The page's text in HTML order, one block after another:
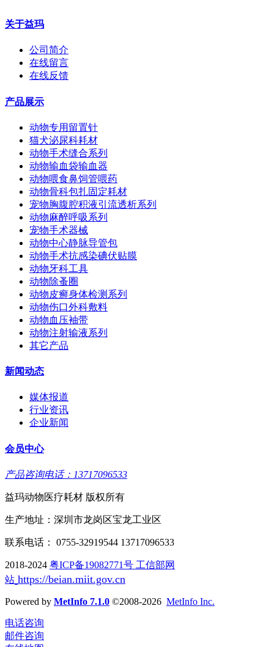
关于益玛
公司简介
在线留言
在线反馈
产品展示
动物专用留置针
猫犬泌尿科耗材
动物手术缝合系列
动物输血袋输血器
动物喂食鼻饲管喂药
动物骨科包扎固定耗材
宠物胸腹腔积液引流透析系列
动物麻醉呼吸系列
宠物手术器械
动物中心静脉导管包
动物手术抗感染碘伏贴膜
动物牙科工具
动物除蚤圈
动物皮癣身体检测系列
动物伤口外科敷料
动物血压袖带
动物注射输液系列
其它产品
新闻动态
媒体报道
行业资讯
企业新闻
会员中心
产品咨询电话：13717096533
益玛动物医疗耗材 版权所有
生产地址：深圳市龙岗区宝龙工业区
联系电话： 0755-32919544 13717096533
2018-2024 粤ICP备19082771号 工信部网
站 https://beian.miit.gov.cn
Powered by MetInfo 7.1.0 ©2008-2026 MetInfo Inc.
电话咨询
邮件咨询